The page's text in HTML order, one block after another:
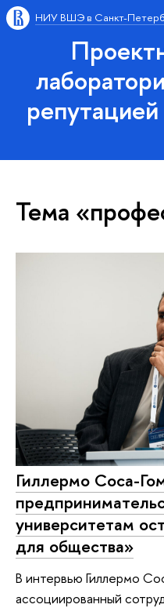
НИУ ВШЭ в Санкт-
Тема
Гиллермо Соса-
университетам
для общества»
В интервью Гиллермо
ассоциированный